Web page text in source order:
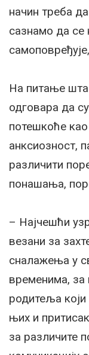
начин треба
сазнамо да се
На питање
одговара да
потешкоће
анксиозност,
различити
понашања,
– Најчешћи
везани за
сналажења у
временима, за
родитеља
њих и
за различите